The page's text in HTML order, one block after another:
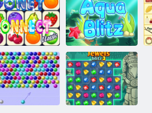
Caccia al tesoro
corsa all'oro
Tentrix
Onet Connect Acqua Blitz